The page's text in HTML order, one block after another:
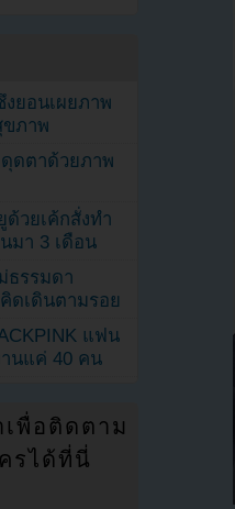
ยอนเผยภาพ
ขภาพ
ดตาด้วยภาพ
ด้วยเค้กสั่งทำ
มา 3 เดือน
ธรรมดา
ดเดินตามรอย
แฟน
นแค่ 40 คน
พื่อติดตาม
รได้ที่นี่